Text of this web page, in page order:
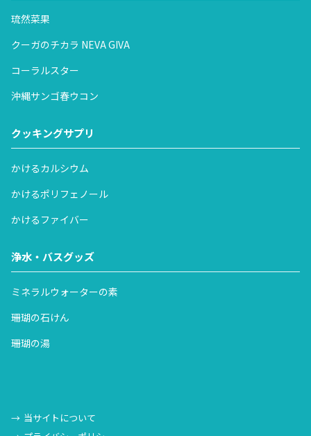
琉然菜果
クーガのチカラ NEVA GIVA
コーラルスター
沖縄サンゴ春ウコン
クッキングサプリ
かけるカルシウム
かけるポリフェノール
かけるファイバー
浄水・バスグッズ
ミネラルウォーターの素
珊瑚の石けん
珊瑚の湯
当サイトについて